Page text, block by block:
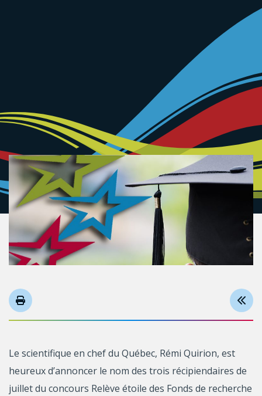
Le scientifique en chef du Québec, Rémi Quirion, est
heureux d’annoncer le nom des trois récipiendaires de
juillet du concours Relève étoile des Fonds de recherche